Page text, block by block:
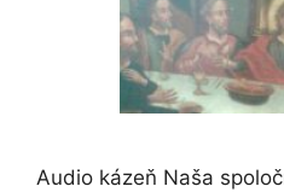
Audio kázeň Naša